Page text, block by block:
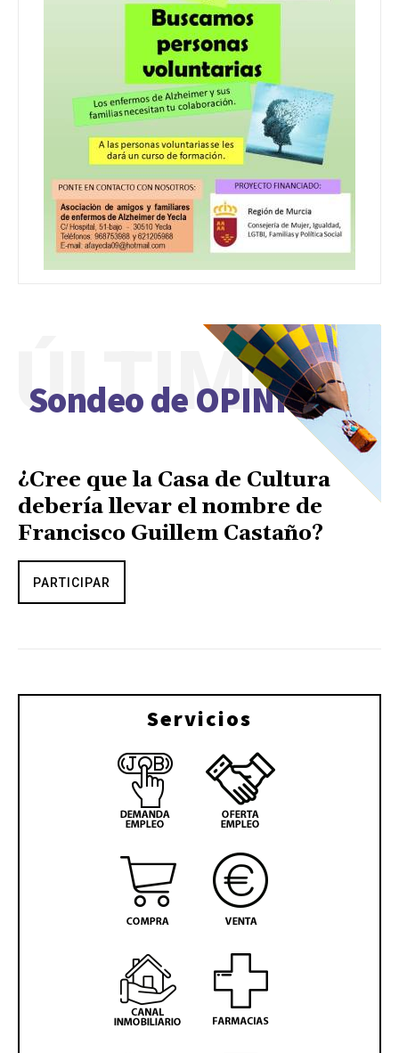
Sondeo de OPINIÓN
ÚLTIMO
¿Cree que la Casa de Cultura
debería llevar el nombre de
Francisco Guillem Castaño?
PARTICIPAR
Servicios